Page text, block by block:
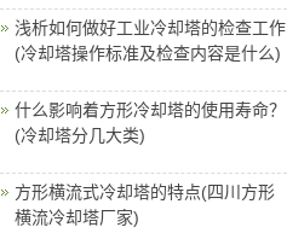
浅析如何做好工业冷却塔的检查工作
(冷却塔操作标准及检查内容是什么)
什么影响着方形冷却塔的使用寿命？
(冷却塔分几大类)
方形横流式冷却塔的特点(四川方形
横流冷却塔厂家)